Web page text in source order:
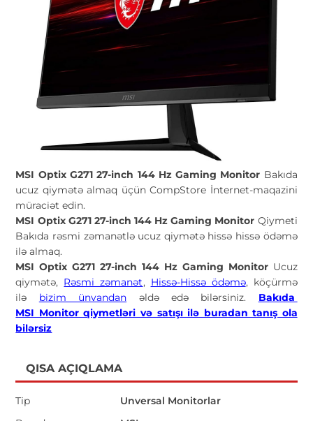
MSI Optix G271 27-inch 144 Hz Gaming Monitor Bakıda
ucuz qiymətə almaq üçün CompStore İnternet-maqazini
müraciət edin.
MSI Optix G271 27-inch 144 Hz Gaming Monitor Qiymeti
Bakıda rəsmi zəmanətlə ucuz qiymətə hissə hissə ödəmə
ilə almaq.
MSI Optix G271 27-inch 144 Hz Gaming MonitorUcuz
qiymətə, Rəsmi zəmanət, Hissə-Hissə ödəmə, köçürmə
ilə bizim ünvandan əldə edə bilərsiniz. Bakıda
MSI Monitor qiymetləri və satışı ilə buradan tanış ola
bilərsiz
QISA AÇIQLAMA
Tip
Unversal Monitorlar